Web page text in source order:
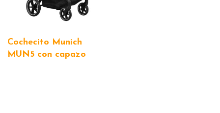
Cochecito Munich
MUN5 con capazo